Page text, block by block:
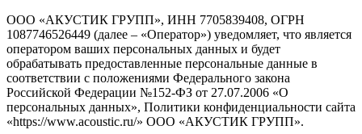
ООО «АКУСТИК ГРУПП», ИНН 7705839408, ОГРН
1087746526449 (далее – «Оператор») уведомляет, что является
оператором ваших персональных данных и будет
обрабатывать предоставленные персональные данные в
соответствии с положениями Федерального закона
Российской Федерации №152-ФЗ от 27.07.2006 «О
персональных данных», Политики конфиденциальности сайта
«https://www.acoustic.ru/» ООО «АКУСТИК ГРУПП».